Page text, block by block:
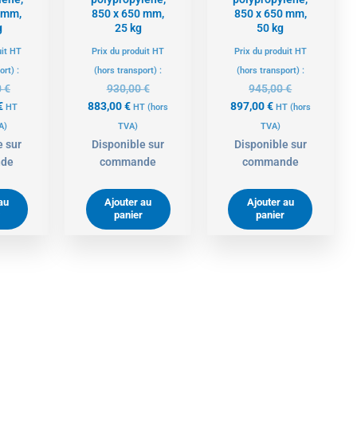
HT
:
€
HT
sur
850 x 650 mm,
25 kg
Prix du produit HT
(hors transport) :
930,00€
883,00€ HT (hors
TVA)
Disponible sur
commande
Ajouter au
panier
850 x 650 mm,
50 kg
Prix du produit HT
(hors transport) :
945,00€
897,00€ HT (hors
TVA)
Disponible sur
commande
Ajouter au
panier